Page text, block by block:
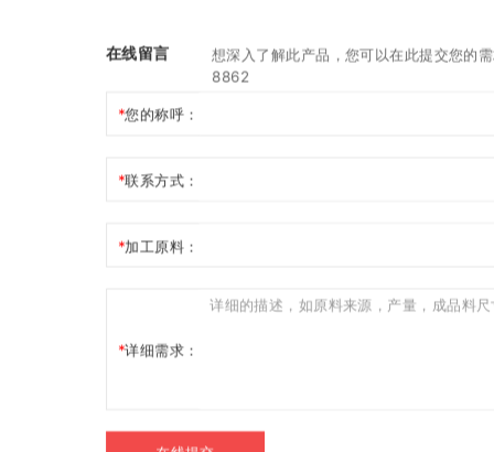
在线留言
想深入了解此产品，您可以在此提交您的
8862
您的称呼：
联系方式：
加工原料：
详细需求：